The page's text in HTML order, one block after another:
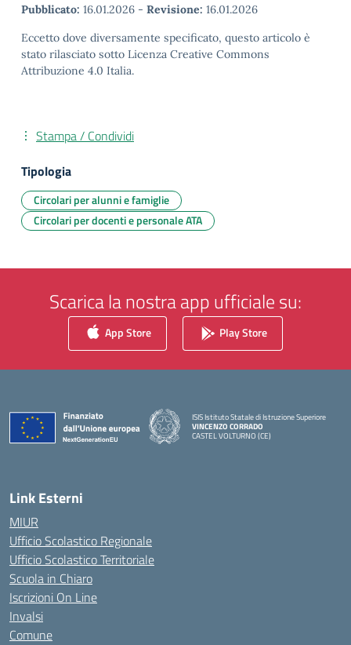
Pubblicato: 16.01.2026 - Revisione: 16.01.2026
Eccetto dove diversamente specificato, questo articolo è
stato rilasciato sotto Licenza Creative Commons
Attribuzione 4.0 Italia.
Stampa / Condividi
Tipologia
Circolari per alunni e famiglie
Circolari per docenti e personale ATA
Scarica la nostra app ufficiale su:
App Store Play Store
ISIS Istituto Statale di Istruzione Superiore
VINCENZO CORRADO
CASTEL VOLTURNO (CE)
Link Esterni
MIUR
Ufficio Scolastico Regionale
Ufficio Scolastico Territoriale
Scuola in Chiaro
Iscrizioni On Line
Invalsi
Comune